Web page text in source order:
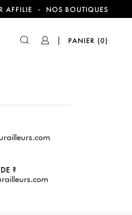
AFFILIE - NOS BOUTIQUES
PANIER (0)
?